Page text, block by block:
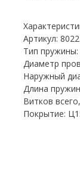
Артикул: 8022
Тип
Диаметр
Наружный
Длина
Витков
Покрытие: